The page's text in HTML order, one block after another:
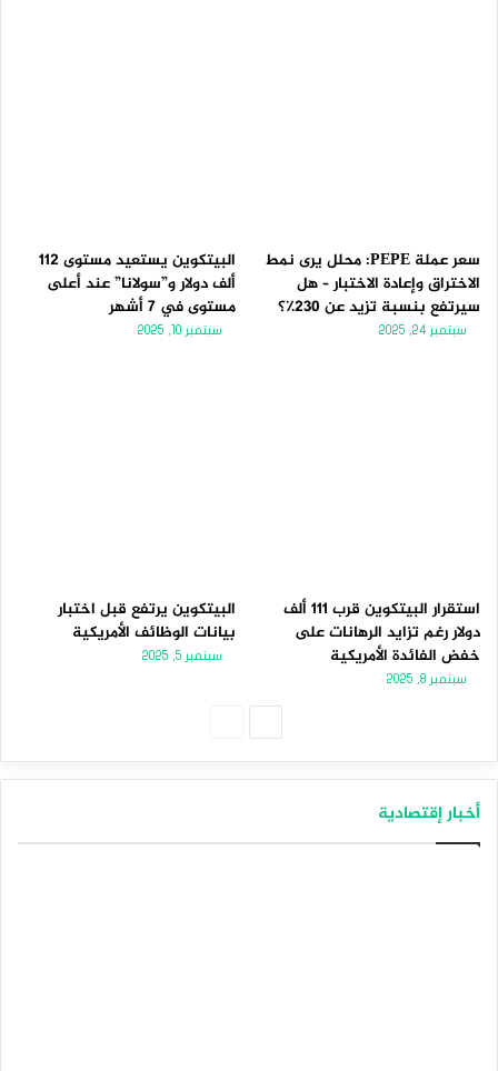
سعر عملة PEPE: محلل يرى نمط
الاختراق وإعادة الاختبار – هل
سيرتفع بنسبة تزيد عن 230٪؟
سبتمبر 24, 2025
البيتكوين يستعيد مستوى 112
ألف دولار و”سولانا” عند أعلى
مستوى في 7 أشهر
سبتمبر 10, 2025
استقرار البيتكوين قرب 111 ألف
دولار رغم تزايد الرهانات على
خفض الفائدة الأمريكية
سبتمبر 8, 2025
البيتكوين يرتفع قبل اختبار
بيانات الوظائف الأمريكية
سبتمبر 5, 2025
أخبار إقتصادية